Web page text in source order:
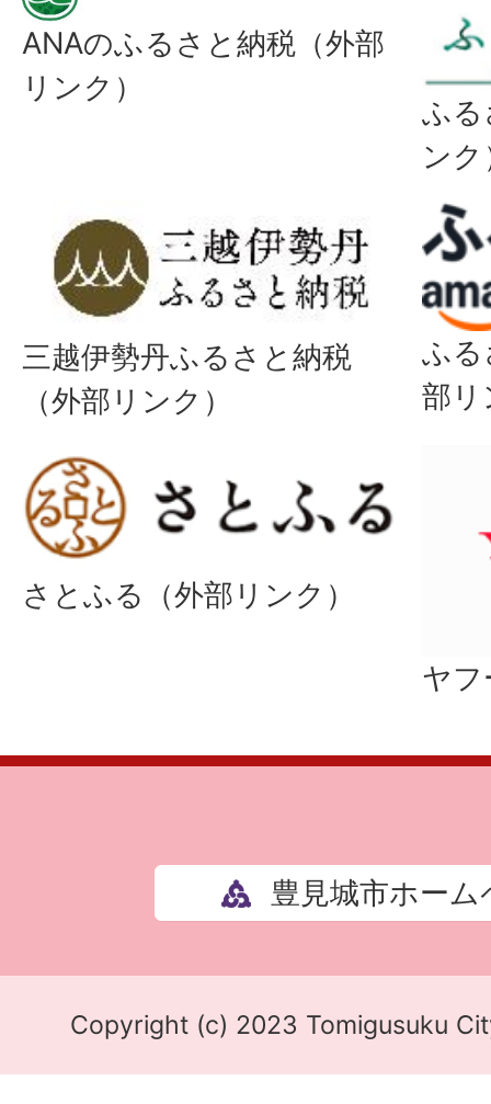
ANAのふるさと納税（外部
リンク）
ふる
ンク
三越伊勢丹ふるさと納税
（外部リンク）
ふる
部リ
さとふる（外部リンク）
ヤ
豊見城市ホーム
Copyright (c) 2023 Tomigusuku